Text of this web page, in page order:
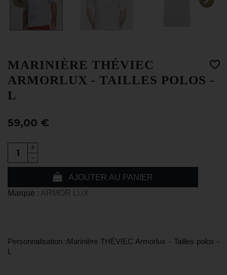
MARINIÈRE THÉVIEC
ARMORLUX - TAILLES POLOS -
L
Personnalisation :Marinière THÉVIEC Armorlux - Tailles polos -
L
59,00 €
-
+
AJOUTER AU PANIER
Marque : ARMOR LUX